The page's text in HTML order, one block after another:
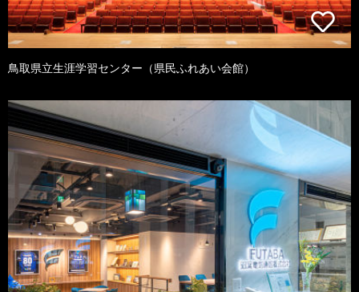
鳥取県立生涯学習センター（県民ふれあい会館）